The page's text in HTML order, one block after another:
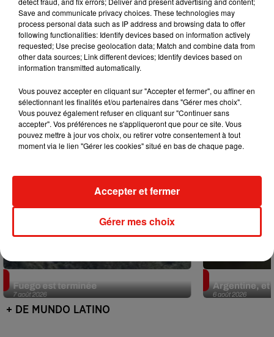
6 août 2026
nouvel album… avec des invités...
5 août 2026
Becky G sur
+ DE MUSIQUE
Mundo Latino
7 août 2026
Fuego est terminée
6 août 2026
Argentine, et
+ DE MUNDO LATINO
Save and communicate privacy choices. These technologies may
process personal data such as IP address and browsing data to offer
following functionalities: Identify devices based on information actively
requested; Use precise geolocation data; Match and combine data from
other data sources; Link different devices; Identify devices based on
information transmitted automatically.
Vous pouvez accepter en cliquant sur "Accepter et fermer", ou affiner en
sélectionnant les finalités et/ou partenaires dans "Gérer mes choix".
Vous pouvez également refuser en cliquant sur "Continuer sans
accepter". Vos préférences ne s'appliqueront que pour ce site. Vous
pouvez mettre à jour vos choix, ou retirer votre consentement à tout
moment via le lien "Gérer les cookies" situé en bas de chaque page.
Gérer mes choix
Accepter et fermer